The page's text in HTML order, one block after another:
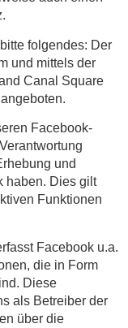
folgendes: Der
und mittels der
Canal Square
Facebook-
und
haben. Dies gilt
Funktionen
Facebook u.a.
die in Form
Diese
als Betreiber der
über die